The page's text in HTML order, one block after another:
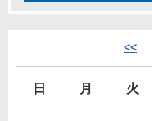
<<
日 月 火